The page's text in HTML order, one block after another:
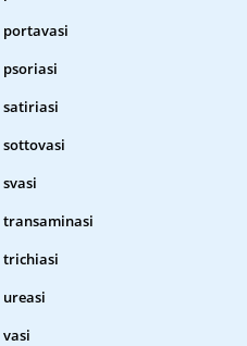
portavasi
psoriasi
satiriasi
sottovasi
svasi
transaminasi
trichiasi
ureasi
vasi